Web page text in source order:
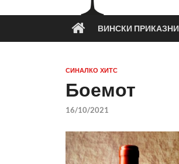
ВИНСКИ ПРИКАЗНИ
СИНАЛКО ХИТС
Боемот
16/10/2021